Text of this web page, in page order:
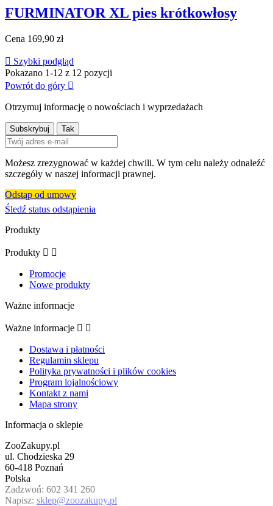
FURMINATOR XL pies krótkowłosy
Cena 169,90 zł
 Szybki podgląd
Pokazano 1-12 z 12 pozycji
Powrót do góry 
Otrzymuj informację o nowościach i wyprzedażach
Możesz zrezygnować w każdej chwili. W tym celu należy odnaleźć
szczegóły w naszej informacji prawnej.
Odstąp od umowy
Śledź status odstąpienia
Produkty
Produkty  
Promocje
Nowe produkty
Ważne informacje
Ważne informacje  
Dostawa i płatności
Regulamin sklepu
Polityka prywatności i plików cookies
Program lojalnościowy
Kontakt z nami
Mapa strony
Informacja o sklepie
ZooZakupy.pl
ul. Chodzieska 29
60-418 Poznań
Polska
Zadzwoń: 602 341 260
Napisz: sklep@zoozakupy.pl
Kontynuując przeglądanie tej witryny, zgadzasz się